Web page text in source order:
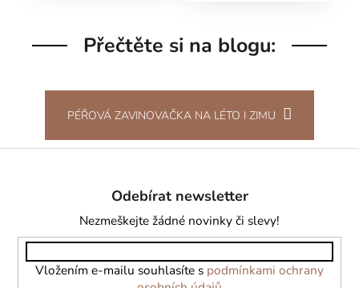
Přečtěte si na blogu:
PÉŘOVÁ ZAVINOVAČKA NA LÉTO I ZIMU
Odebírat newsletter
Nezmeškejte žádné novinky či slevy!
Vložením e-mailu souhlasíte s podmínkami ochrany